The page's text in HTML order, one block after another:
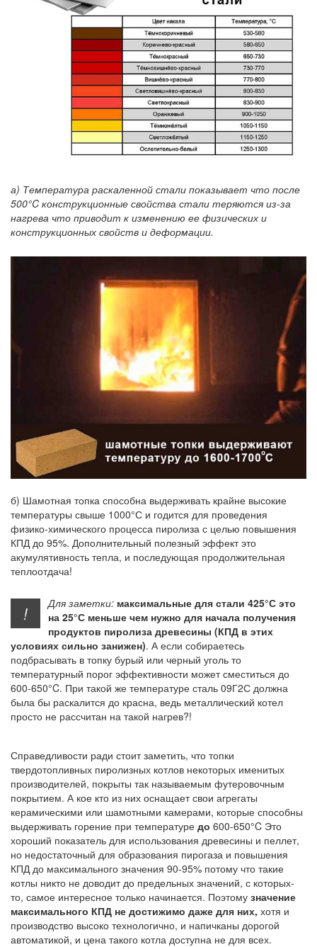
а) Температура раскаленной стали показывает что после
500°C конструкционные свойства стали теряются из-за
нагрева что приводит к изменению ее физических и
конструкционных свойств и деформации.
б) Шамотная топка способна выдерживать крайне высокие
температуры свыше 1000°С и годится для проведения
физико-химического процесса пиролиза с целью повышения
КПД до 95%. Дополнительный полезный эффект это
акумулятивность тепла, и последующая продолжительная
теплоотдача!
!
Для заметки: максимальные для стали 425°С это
на 25°С меньше чем нужно для начала получения
продуктов пиролиза древесины (КПД в этих
условиях сильно занижен). А если собираетесь
подбрасывать в топку бурый или черный уголь то
температурный порог эффективности может сместиться до
600-650°C. При такой же температуре сталь 09Г2С должна
была бы раскалится до красна, ведь металлический котел
просто не рассчитан на такой нагрев?!
Справедливости ради стоит заметить, что топки
твердотопливных пиролизных котлов некоторых именитых
производителей, покрыты так называемым футеровочным
покрытием. А кое кто из них оснащает свои агрегаты
керамическими или шамотными камерами, которые способны
выдерживать горение при температуре до 600-650°C Это
хороший показатель для использования древесины и пеллет,
но недостаточный для образования пирогаза и повышения
КПД до максимального значения 90-95% потому что такие
котлы никто не доводит до предельных значений, с которых-
то, самое интересное только начинается. Поэтому значение
максимального КПД не достижимо даже для них, хотя и
производство высоко технологично, и напичканы дорогой
автоматикой, и цена такого котла доступна не для всех.